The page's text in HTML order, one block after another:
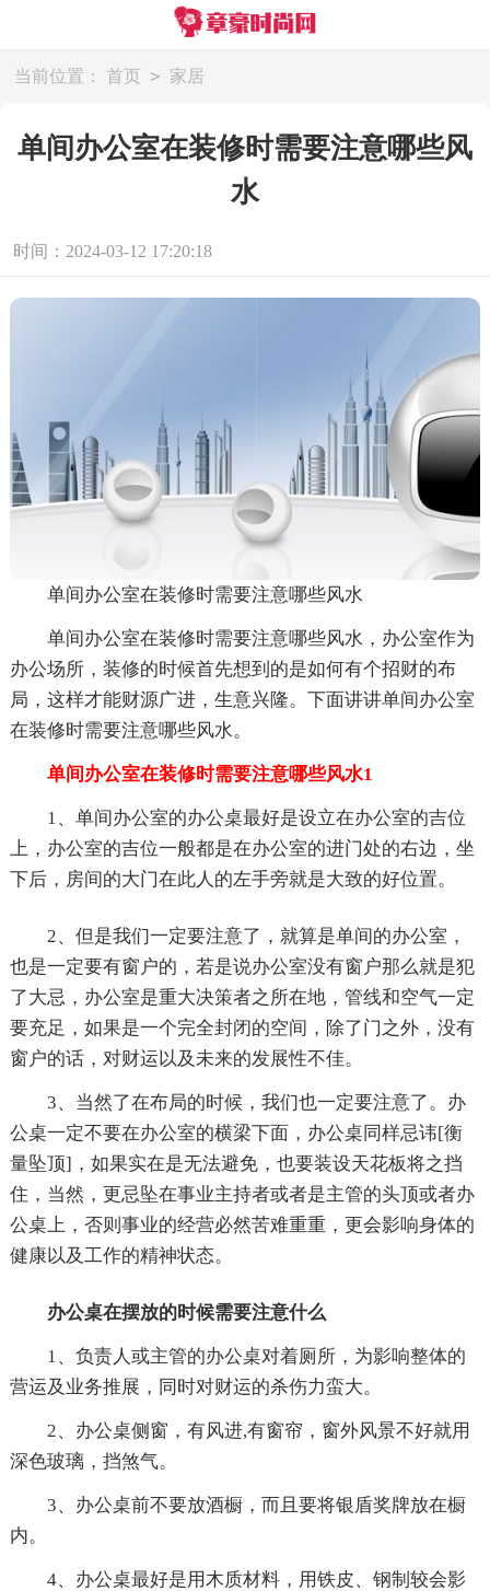
当前位置： 首页 > 家居
单间办公室在装修时需要注意哪些风
水
时间：2024-03-12 17:20:18
单间办公室在装修时需要注意哪些风水
单间办公室在装修时需要注意哪些风水，办公室作为
办公场所，装修的时候首先想到的是如何有个招财的布
局，这样才能财源广进，生意兴隆。下面讲讲单间办公室
在装修时需要注意哪些风水。
单间办公室在装修时需要注意哪些风水1
1、单间办公室的办公桌最好是设立在办公室的吉位
上，办公室的吉位一般都是在办公室的进门处的右边，坐
下后，房间的大门在此人的左手旁就是大致的好位置。
2、但是我们一定要注意了，就算是单间的办公室，
也是一定要有窗户的，若是说办公室没有窗户那么就是犯
了大忌，办公室是重大决策者之所在地，管线和空气一定
要充足，如果是一个完全封闭的空间，除了门之外，没有
窗户的话，对财运以及未来的发展性不佳。
3、当然了在布局的时候，我们也一定要注意了。办
公桌一定不要在办公室的横梁下面，办公桌同样忌讳[衡
量坠顶]，如果实在是无法避免，也要装设天花板将之挡
住，当然，更忌坠在事业主持者或者是主管的头顶或者办
公桌上，否则事业的经营必然苦难重重，更会影响身体的
健康以及工作的精神状态。
办公桌在摆放的时候需要注意什么
1、负责人或主管的办公桌对着厕所，为影响整体的
营运及业务推展，同时对财运的杀伤力蛮大。
2、办公桌侧窗，有风进,有窗帘，窗外风景不好就用
深色玻璃，挡煞气。
3、办公桌前不要放酒橱，而且要将银盾奖牌放在橱
内。
4、办公桌最好是用木质材料，用铁皮、钢制较会影